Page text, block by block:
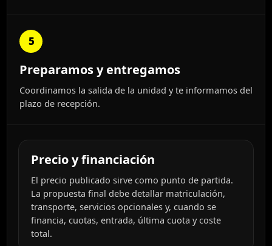
5
Preparamos y entregamos
Coordinamos la salida de la unidad y te informamos del
plazo de recepción.
Precio y financiación
El precio publicado sirve como punto de partida.
La propuesta final debe detallar matriculación,
transporte, servicios opcionales y, cuando se
financia, cuotas, entrada, última cuota y coste
total.